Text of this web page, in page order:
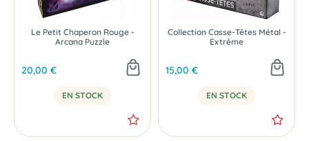
Le Petit Chaperon Rouge -
Arcana Puzzle
20,00 €
EN STOCK
Collection Casse-Têtes Métal -
Extrême
15,00 €
EN STOCK